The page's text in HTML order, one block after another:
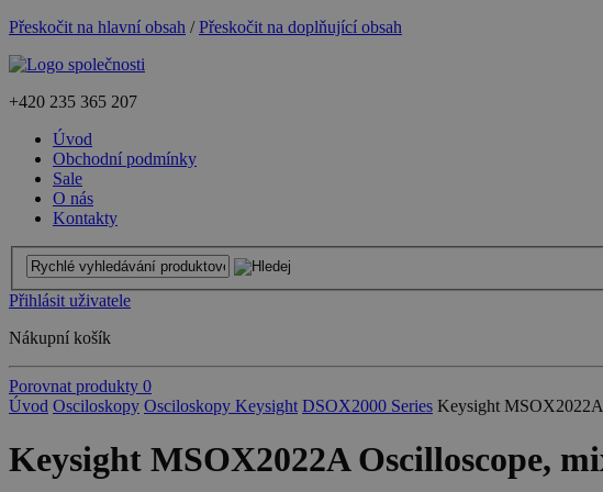
Přeskočit na hlavní obsah /Přeskočit na doplňující obsah
+420 235 365 207
Úvod
Obchodní podmínky
Sale
O nás
Kontakty
Přihlásit uživatele
Nákupní košík
Porovnat produkty 0
Úvod Osciloskopy Osciloskopy Keysight DSOX2000 Series Keysight
Keysight MSOX2022A Oscilloscope,